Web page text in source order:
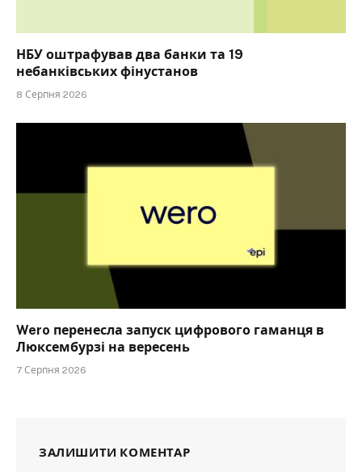
НБУ оштрафував два банки та 19
небанківських фінустанов
8 Серпня 2026
Wero перенесла запуск цифрового гаманця в
Люксембурзі на вересень
7 Серпня 2026
ЗАЛИШИТИ КОМЕНТАР